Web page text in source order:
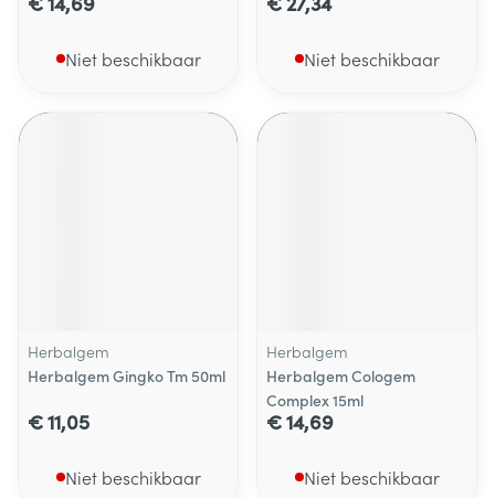
Niet beschikbaar Niet beschikbaar
Herbalgem
Herbalgem Gingko Tm 50ml
€ 11,05
Niet beschikbaar
Herbalgem
Herbalgem Cologem
Complex 15ml
€ 14,69
Niet beschikbaar